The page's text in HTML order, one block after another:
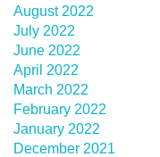
August 2022
July 2022
June 2022
April 2022
March 2022
February 2022
January 2022
December 2021